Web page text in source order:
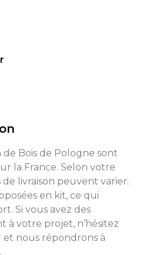
de Bois de Pologne sont
la France. Selon votre
de livraison peuvent varier.
en kit, ce qui
Si vous avez des
à votre projet, n’hésitez
et nous répondrons à